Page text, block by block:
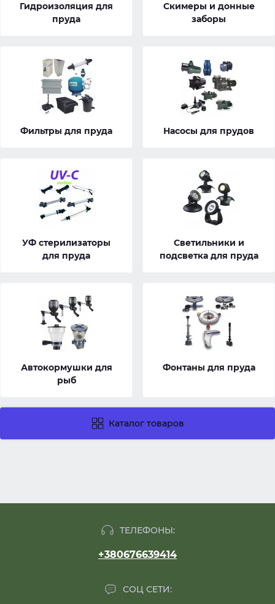
Гидроизоляция для
пруда
Скимеры и донные
заборы
Фильтры для пруда Насосы для прудов
УФ стерилизаторы
для пруда
Светильники и
подсветка для пруда
Автокормушки для
рыб
Фонтаны для пруда
Каталог товаров
ТЕЛЕФОНЫ:
+380676639414
СОЦ СЕТИ: